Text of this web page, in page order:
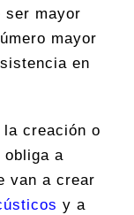
ser mayor
mayor
en
la creación o
obliga a
van a crear
y a